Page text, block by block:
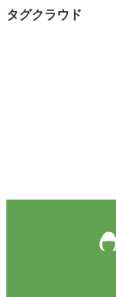
タグクラウド